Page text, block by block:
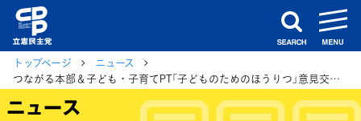
search
トップページ
ニュース
つながる本部＆子ども・子育てPT「子どものためのほうりつ」意見交換会報告書 2021年7月29日「チルドレン・ファーストの社会を作るために―子どもたちのために政治は何ができるか」(４/６)
ニュース